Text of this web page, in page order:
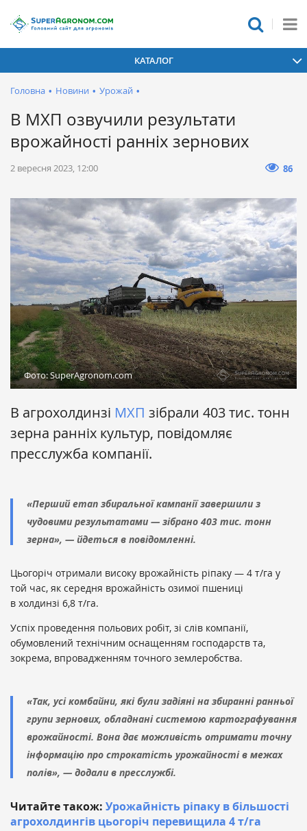
КАТАЛОГ
Головна • Новини • Урожай •
В МХП озвучили результати
врожайності ранніх зернових
2 вересня 2023, 12:00 86
Фото: SuperAgronom.com
В агрохолдинзі МХП зібрали 403 тис. тонн
зерна ранніх культур, повідомляє
пресслужба компанії.
«Перший етап збиральної кампанії завершили з
чудовими результатами — зібрано 403 тис. тонн
зерна», — йдеться в повідомленні.
Цьогоріч отримали високу врожайність ріпаку — 4 т/га у
той час, як середня врожайність озимої пшениці
в холдинзі 6,8 т/га.
Успіх проведення польових робіт, зі слів компанії,
обумовлений технічним оснащенням господарств та,
зокрема, впровадженням точного землеробства.
«Так, усі комбайни, які були задіяні на збиранні ранньої
групи зернових, обладнані системою картографування
врожайності. Вона дає можливість отримати точну
інформацію про строкатість урожайності в межах
полів», — додали в пресслужбі.
Читайте також: Урожайність ріпаку в більшості
агрохолдингів цьогоріч перевищила 4 т/га